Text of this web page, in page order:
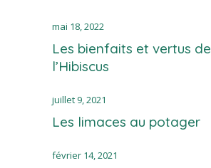
Les bienfaits et vertus de
l’Hibiscus
mai 18, 2022
Les limaces au potager
juillet 9, 2021
février 14, 2021